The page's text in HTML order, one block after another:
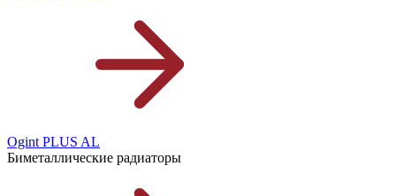
Ogint PLUS AL
Биметаллические радиаторы